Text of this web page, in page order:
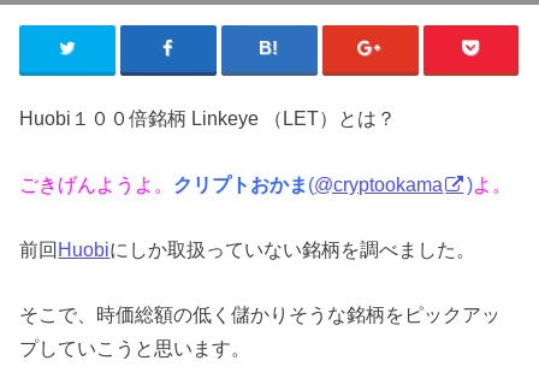
Huobi１００倍銘柄 Linkeye （LET）とは？
ごきげんようよ。 クリプトおかま (@cryptookama )よ。
前回Huobiにしか取扱っていない銘柄を調べました。
そこで、時価総額の低く儲かりそうな銘柄をピックアッ
プしていこうと思います。